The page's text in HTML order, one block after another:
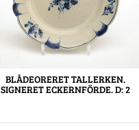
BLÅDEORERET TALLERKEN.
SIGNERET ECKERNFÖRDE. D: 2